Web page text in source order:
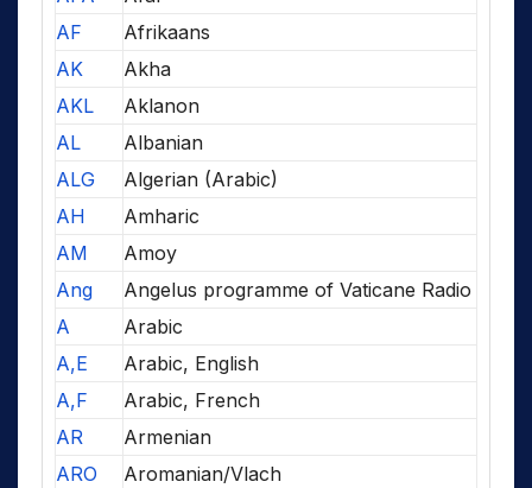
AF
Afrikaans
AK
Akha
AKL
Aklanon
AL
Albanian
ALG
Algerian (Arabic)
AH
Amharic
AM
Amoy
Ang
Angelus programme of Vaticane Radio
A
Arabic
A,E
Arabic, English
A,F
Arabic, French
AR
Armenian
ARO
Aromanian/Vlach